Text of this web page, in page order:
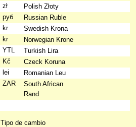
zł
Polish Złoty
руб
Russian Ruble
kr
Swedish Krona
kr
Norwegian Krone
YTL
Turkish Lira
Kč
Czeck Koruna
lei
Romanian Leu
ZAR
South African
Rand
Tipo de cambio